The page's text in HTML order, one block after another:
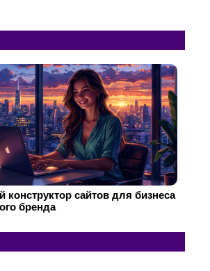
конструктор сайтов для бизнеса
бренда